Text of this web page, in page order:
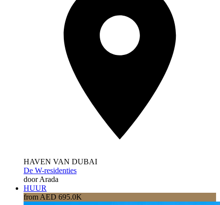
HAVEN VAN DUBAI
De W-residenties
door Arada
HUUR
from AED 695.0K